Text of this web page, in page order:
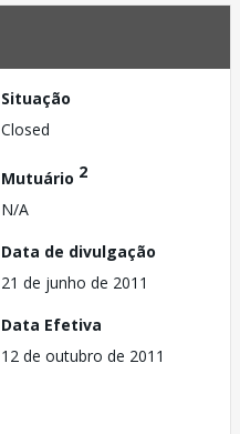
Situação
Closed
Mutuário 2
N/A
Data de divulgação
21 de junho de 2011
Data Efetiva
12 de outubro de 2011